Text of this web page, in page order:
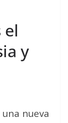
el
y
nueva